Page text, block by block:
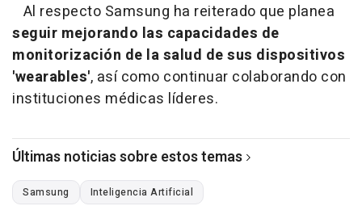
Al respecto Samsung ha reiterado que planea
seguir mejorando las capacidades de
monitorización de la salud de sus dispositivos
'wearables', así como continuar colaborando con
instituciones médicas líderes.
Últimas noticias sobre estos temas
Samsung Inteligencia Artificial